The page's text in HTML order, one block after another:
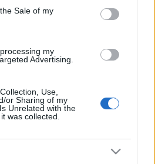
Sale of my
my
Advertising.
Use,
or Sharing of my
Unrelated with the
was collected.
különböző tárgyakat helyezve
létre a képet.
múzsáját, Kiki de
Prin) párizsi modellt ábrázolja,
jellemző f-alakú hanglyukak
Ingres híres francia
még a festményeinél